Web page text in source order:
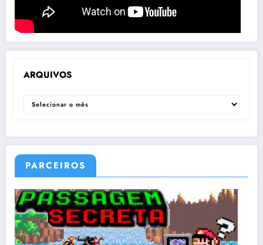
ARQUIVOS
ARQUIVOS
PARCEIROS